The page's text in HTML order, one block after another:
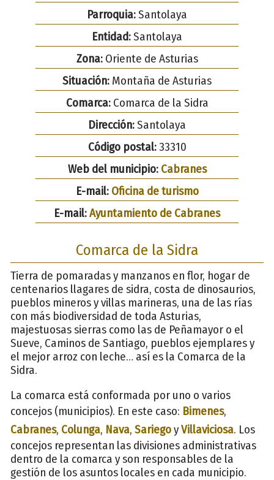
Parroquia:Santolaya
Entidad:Santolaya
Zona:Oriente de Asturias
Situación: Montaña de Asturias
Comarca:Comarca de la Sidra
Dirección:Santolaya
Código postal:33310
Web del municipio: Cabranes
E-mail: Oficina de turismo
E-mail:Ayuntamiento de Cabranes
Comarca de la Sidra
Tierra de pomaradas y manzanos en flor, hogar de
centenarios llagares de sidra, costa de dinosaurios,
pueblos mineros y villas marineras, una de las rías
con más biodiversidad de toda Asturias,
majestuosas sierras como las de Peñamayor o el
Sueve, Caminos de Santiago, pueblos ejemplares y
el mejor arroz con leche… así es la Comarca de la
Sidra.
La comarca está conformada por uno o varios
concejos (municipios). En este caso: Bimenes,
Cabranes, Colunga, Nava, SariegoyVillaviciosa. Los
concejos representan las divisiones administrativas
dentro de la comarca y son responsables de la
gestión de los asuntos locales en cada municipio.